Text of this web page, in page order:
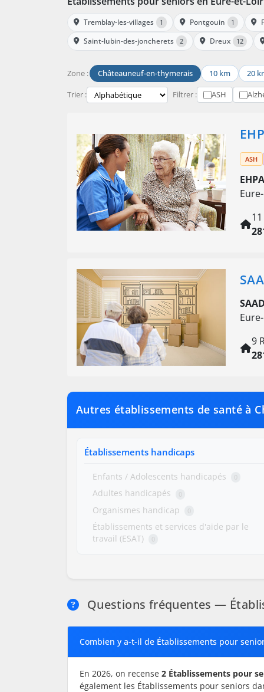
Tremblay-les-villages 1 Pontgouin 1
Saint-lubin-des-joncherets
2 Dreux 12
Zone : Châteauneuf-en-thymerais 10 km 20
Trier : Filtrer : ASH
ASH
9
Autres établissements de santé à
Établissements handicaps
Enfants / Adolescents handicapés 0
Adultes handicapés 0
Organismes handicap 0
Établissements et services d'aide par le
travail (ESAT)
0
Questions fréquentes —
Combien y a-t-il de Établissements pour
En 2026, on recense 2 Établissements pour
également les Établissements pour seniors